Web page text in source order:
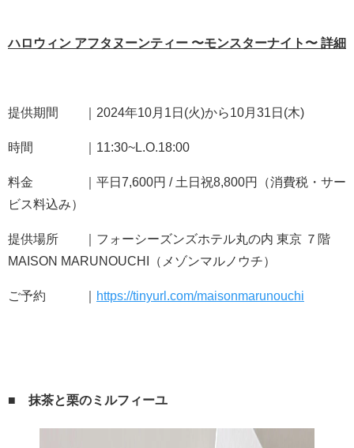
ハロウィン アフタヌーンティー 〜モンスターナイト〜 詳細
提供期間 ｜2024年10月1日(火)から10月31日(木)
時間 ｜11:30~L.O.18:00
料金 ｜平日7,600円 / 土日祝8,800円（消費税・サー
ビス料込み）
提供場所 ｜フォーシーズンズホテル丸の内 東京 ７階
MAISON MARUNOUCHI（メゾンマルノウチ）
ご予約 ｜ https://tinyurl.com/maisonmarunouchi
■ 抹茶と栗のミルフィーユ